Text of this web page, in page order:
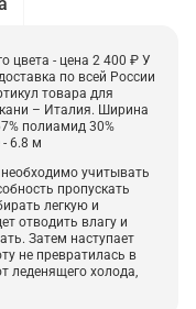
цвета - цена 2 400 ₽ У
по всей России
товара для
– Италия. Ширина
полиамид 30%
- 6.8 м
учитывать
пропускать
легкую и
отводить влагу и
Затем наступает
не превратилась в
леденящего холода,